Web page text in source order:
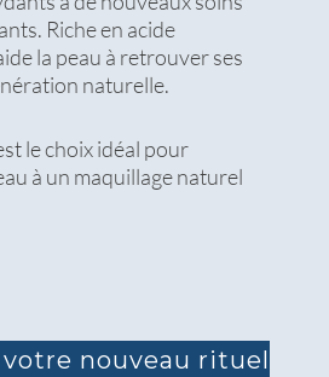
Riche en acide
la peau à retrouver ses
naturelle.
le choix idéal pour
à un maquillage naturel
nouveau rituel